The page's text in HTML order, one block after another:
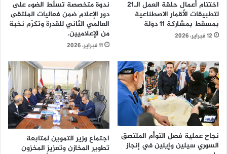
اختتام أعمال حلقة العمل الـ21
لتطبيقات الأقمار الاصطناعية
بمسقط بمشاركة 11 دولة
12 فبراير، 2026
ندوة متخصصة تسلّط الضوء على
دور الإعلام ضمن فعاليات الملتقى
العالمي الثاني للقدرة وتكرّم نخبة
من الإعلاميين.
11 فبراير، 2026
نجاح عملية فصل التوأم الملتصق
السوري سيلين وإيلين في إنجاز
اجتماع وزير التموين لمتابعة
تطوير المخازن وتعزيز المخزون